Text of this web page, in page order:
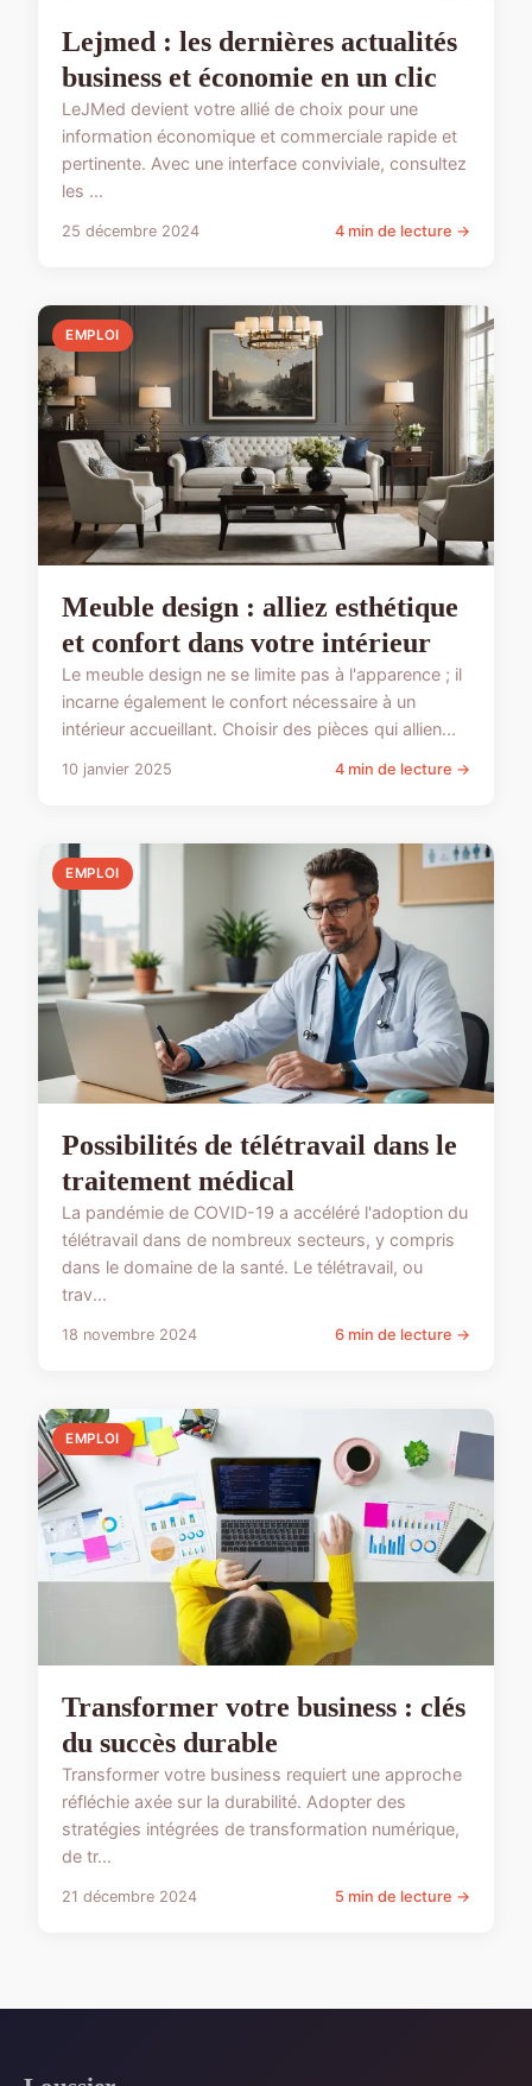
Lejmed : les dernières actualités
business et économie en un clic
LeJMed devient votre allié de choix pour une
information économique et commerciale rapide et
pertinente. Avec une interface conviviale, consultez
les ...
25 décembre 2024 4 min de lecture →
EMPLOI
Meuble design : alliez esthétique
et confort dans votre intérieur
Le meuble design ne se limite pas à l'apparence ; il
incarne également le confort nécessaire à un
intérieur accueillant. Choisir des pièces qui allien...
10 janvier 2025 4 min de lecture →
EMPLOI
Possibilités de télétravail dans le
traitement médical
La pandémie de COVID-19 a accéléré l'adoption du
télétravail dans de nombreux secteurs, y compris
dans le domaine de la santé. Le télétravail, ou
trav...
18 novembre 2024 6 min de lecture →
EMPLOI
Transformer votre business : clés
du succès durable
Transformer votre business requiert une approche
réfléchie axée sur la durabilité. Adopter des
stratégies intégrées de transformation numérique,
de tr...
21 décembre 2024 5 min de lecture →